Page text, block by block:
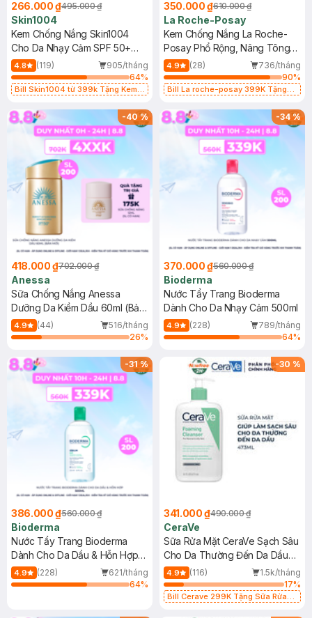
266.000 ₫495.000 ₫
Skin1004
Kem Chống Nắng Skin1004
Cho Da Nhạy Cảm SPF 50+
50ml
4.8 (119)
905/tháng
64%
Bill Skin1004 từ 399k Tặng Kem
SPF 50+ 20ml (SL Có Hạn)
350.000 ₫610.000 ₫
La Roche-Posay
Kem Chống Nắng La Roche-
Posay Phổ Rộng, Nâng Tông
Kiềm Dầu 50ml
4.9 (28)
736/tháng
90%
Bill La roche-posay 399K Tặng
(SL có hạn)
-40%
418.000 ₫702.000 ₫
Anessa
Sữa Chống Nắng Anessa
Dưỡng Da Kiềm Dầu 60ml (Bản
Mới)
4.9 (44)
516/tháng
26%
-34%
370.000 ₫560.000 ₫
Bioderma
Nước Tẩy Trang Bioderma
Dành Cho Da Nhạy Cảm 500ml
4.9 (228)
789/tháng
64%
-31%
386.000 ₫560.000 ₫
Bioderma
Nước Tẩy Trang Bioderma
Dành Cho Da Dầu & Hỗn Hợp
500ml
4.9 (228)
621/tháng
64%
-30 %
341.000 ₫490.000 ₫
CeraVe
Sữa Rửa Mặt CeraVe Sạch Sâu
Cho Da Thường Đến Da Dầu
473ml
4.9 (116)
1.5k/tháng
17%
Bill Cerave 299K Tặng Sữa Rửa